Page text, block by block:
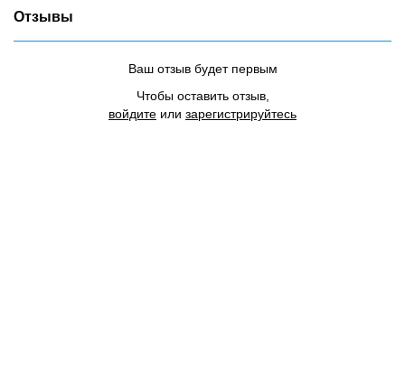
Отзывы
Ваш отзыв будет первым
Чтобы оставить отзыв,
войдите или зарегистрируйтесь